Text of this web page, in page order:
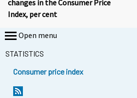
changes in the Consumer Price
Index, per cent
Open menu
STATISTICS
Consumer price index